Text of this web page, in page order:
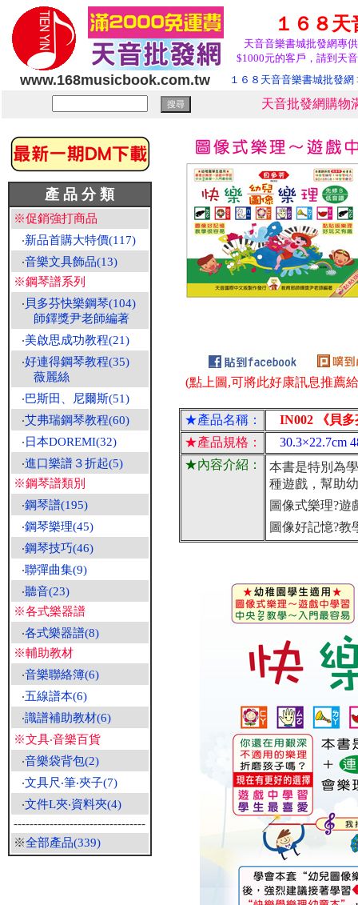
１６８
天音音樂書城批發網專
$1000元的客戶，請到天
www.168musicbook.com.tw １６８天音音樂書城批發網
天音批發網購物
產 品 分 類
※促銷強打商品
‧新品首購大特價(117)
‧音樂文具飾品(13)
※鋼琴譜系列
‧ 貝多芬快樂鋼琴(104)
師鐸獎尹老師編著
‧美啟思成功教程(21)
‧好連得鋼琴教程(35)
薇麗絲
‧巴斯田、尼爾斯(51)
‧艾弗瑞鋼琴教程(60)
‧ 日本DOREMI(32)
‧進口樂譜３折起(5)
※鋼琴譜類別
‧鋼琴譜(195)
‧鋼琴樂理(45)
‧鋼琴技巧(46)
‧聯彈曲集(9)
‧聽音(23)
※各式樂器譜
‧各式樂器譜(8)
※輔助教材
‧音樂聯絡簿(6)
‧五線譜本(6)
‧識譜補助教材(6)
※文具‧音樂百貨
‧音樂袋背包(2)
‧文具尺‧筆‧夾子(7)
‧文件L夾‧資料夾(4)
---------------------------------
※全部產品(339)
(點上圖,可將此好康訊息推薦
★產品名稱：
IN002 《貝多
★產品規格：
30.3×22.7cm
★內容介紹：
本書是特別為
種遊戲，幫助
圖像式樂理?遊
圖像好記憶?教